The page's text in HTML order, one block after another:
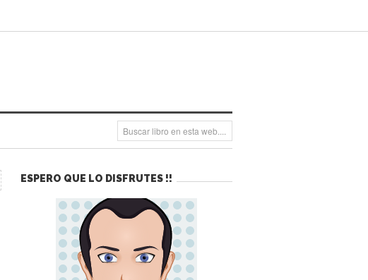
ESPERO QUE LO DISFRUTES !!